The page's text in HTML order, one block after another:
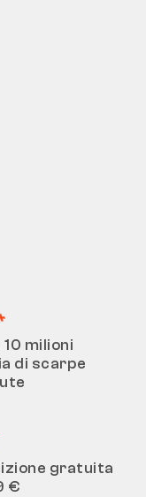
milioni
di scarpe
gratuita
€